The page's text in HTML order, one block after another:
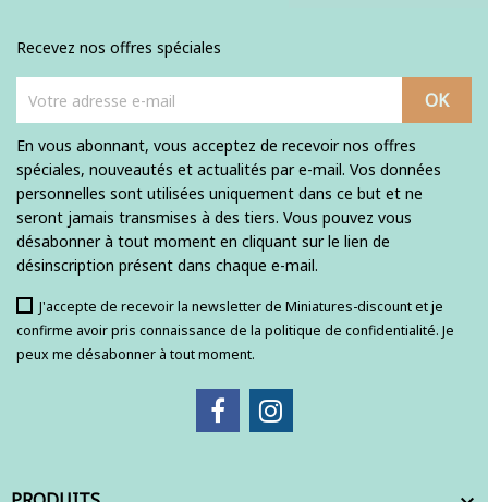
Recevez nos offres spéciales
En vous abonnant, vous acceptez de recevoir nos offres
spéciales, nouveautés et actualités par e-mail. Vos données
personnelles sont utilisées uniquement dans ce but et ne
seront jamais transmises à des tiers. Vous pouvez vous
désabonner à tout moment en cliquant sur le lien de
désinscription présent dans chaque e-mail.
J'accepte de recevoir la newsletter de Miniatures-discount et je
confirme avoir pris connaissance de la politique de confidentialité. Je
peux me désabonner à tout moment.